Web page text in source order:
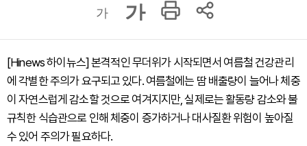
가 가
[Hinews 하이뉴스] 본격적인 무더위가 시작되면서 여름철 건강관리
에 각별한 주의가 요구되고 있다. 여름철에는 땀 배출량이 늘어나 체중
이 자연스럽게 감소할 것으로 여겨지지만, 실제로는 활동량 감소와 불
규칙한 식습관으로 인해 체중이 증가하거나 대사질환 위험이 높아질
수 있어 주의가 필요하다.